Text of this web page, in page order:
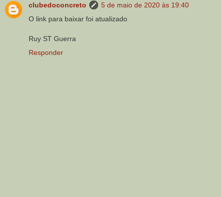
clubedoconcreto
5 de maio de 2020 às 19:40
O link para baixar foi atualizado
Ruy ST Guerra
Responder